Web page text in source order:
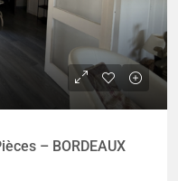
– BORDEAUX